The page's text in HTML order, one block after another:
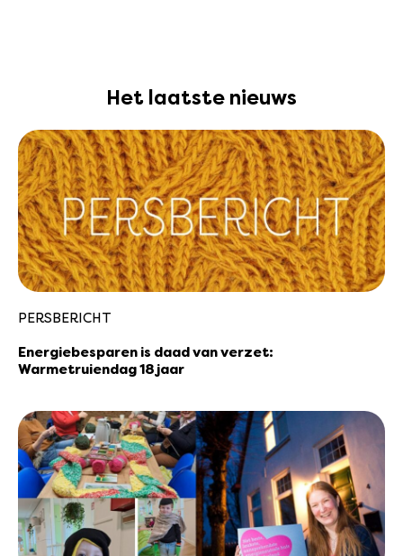
Het laatste nieuws
PERSBERICHT
Energiebesparen is daad van verzet:
Warmetruiendag 18 jaar